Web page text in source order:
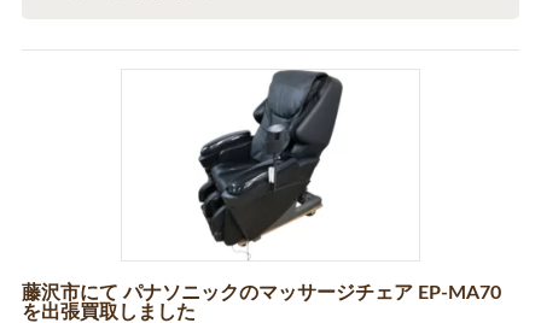
藤沢市にて パナソニックのマッサージチェア EP-MA70
を出張買取しました